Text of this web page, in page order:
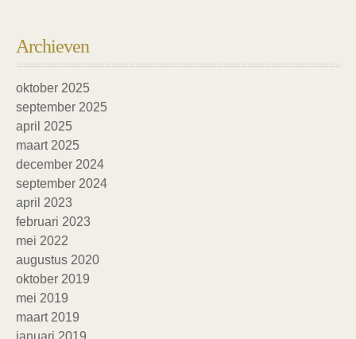
Archieven
oktober 2025
september 2025
april 2025
maart 2025
december 2024
september 2024
april 2023
februari 2023
mei 2022
augustus 2020
oktober 2019
mei 2019
maart 2019
januari 2019